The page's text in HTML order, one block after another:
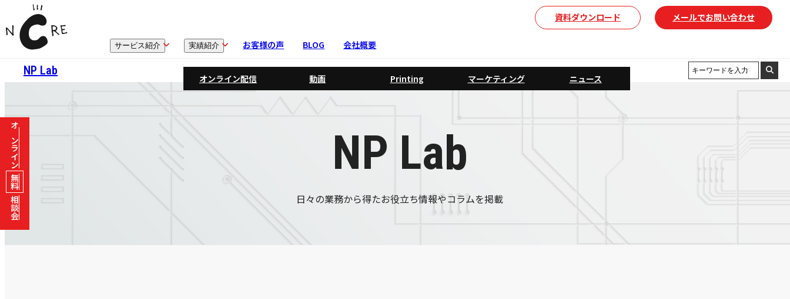
資料ダウンロード メールでお問い合わせ
サービス紹介 実績紹介 お客様の声 BLOG 会社概要
NP Lab
オンライン配信 動画 Printing マーケティング ニュース
NP Lab
日々の業務から得たお役立ち情報やコラムを掲載
オンライン
無料
相談会